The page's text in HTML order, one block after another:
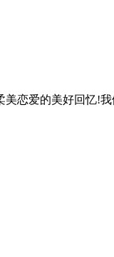
恋爱的美好回忆!